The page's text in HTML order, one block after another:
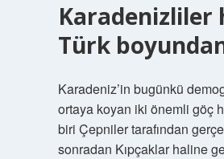
Karadenizliler
Türk
Karadeniz’in bugünkü
ortaya koyan iki önemli göç
biri Çepniler tarafından
sonradan Kıpçaklar haline